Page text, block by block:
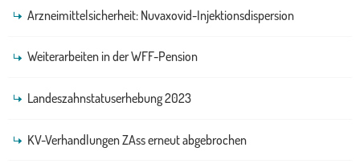
Arzneimittelsicherheit: Nuvaxovid-Injektionsdispersion
Weiterarbeiten in der WFF-Pension
Landeszahnstatuserhebung 2023
KV-Verhandlungen ZAss erneut abgebrochen